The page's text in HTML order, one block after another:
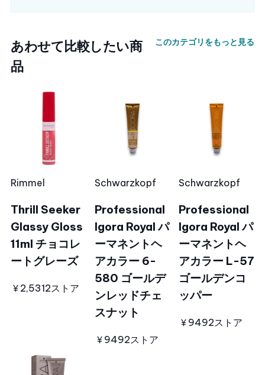
あわせて比較したい商
品
このカテゴリをもっと見る
Rimmel
Thrill Seeker
Glassy Gloss
11ml チョコレ
ートグレーズ
￥2,5312ストア
Schwarzkopf
Professional
Igora Royal パ
ーマネントヘ
アカラー 6-
580 ゴールデ
ンレッドチェ
スナット
￥9492ストア
Schwarzkopf
Professional
Igora Royal パ
ーマネントヘ
アカラー L-57
ゴールデンコ
ッパー
￥9492ストア